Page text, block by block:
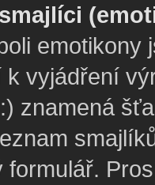
emotikony
vyjádření
znamená
formulář.